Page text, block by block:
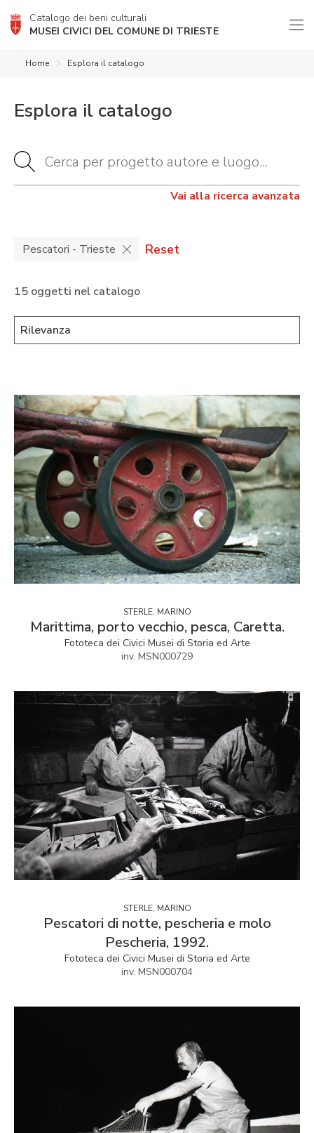
Catalogo dei beni culturali
MUSEI CIVICI DEL COMUNE DI TRIESTE
Home Esplora il catalogo
Esplora il catalogo
Vai alla ricerca avanzata
Pescatori - Trieste Reset
15 oggetti nel catalogo
STERLE, MARINO
Marittima, porto vecchio, pesca, Caretta.
Fototeca dei Civici Musei di Storia ed Arte
inv. MSN000729
STERLE, MARINO
Pescatori di notte, pescheria e molo
Pescheria, 1992.
Fototeca dei Civici Musei di Storia ed Arte
inv. MSN000704